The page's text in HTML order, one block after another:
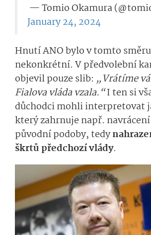
— Tomio Okamura
January 24, 2024
Hnutí ANO bylo v tomto směru
nekonkrétní. V předvolební
objevil pouze slib: „Vrátíme
Fialova vláda vzala.“I ten si
důchodci mohli interpretovat
který zahrnuje např.
původní podoby, tedy
škrtů předchozí vlády.